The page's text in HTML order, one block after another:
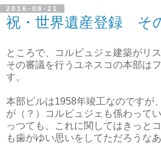
2016-08-21
祝・世界遺産登録 そ
ところで、コルビュジェ建築がリ
その審議を行うユネスコの本部は
す。
本部ビルは1958年竣工なのですが
が（？）コルビュジェも係わって
っつても、これに関してはきっと
も歯がゆい思いをしてただろうな